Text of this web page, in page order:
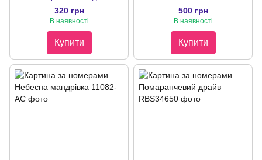
320 грн
В наявності
Купити
500 грн
В наявності
Купити